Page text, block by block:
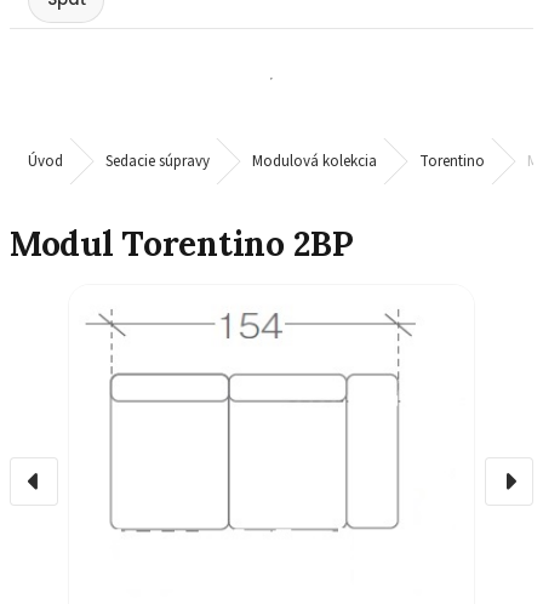
Úvod Sedacie súpravy Modulová kolekcia Torentino
Modul Torentino 2BP